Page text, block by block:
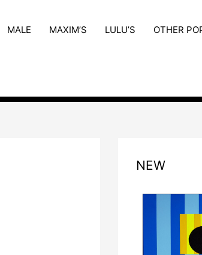
MALE MAXIM’S LULU’S OTHER
NEW